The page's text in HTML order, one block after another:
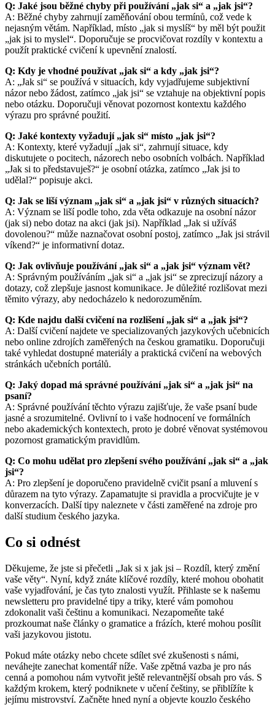
Q: Jaké jsou běžné chyby při používání „jak si“ a „jak jsi“?
A: Běžné chyby zahrnují zaměňování obou termínů, což vede k
nejasným větám. Například, místo „jak si myslíš“ by měl být použit
„jak jsi to myslel“. Doporučuje se procvičovat rozdíly v kontextu a
použít praktické cvičení k upevnění znalostí.
Q: Kdy je vhodné používat „jak si“ a kdy „jak jsi“?
A: „Jak si“ se používá v situacích, kdy vyjadřujeme subjektivní
názor nebo žádost, zatímco „jak jsi“ se vztahuje na objektivní popis
nebo otázku. Doporučuji věnovat pozornost kontextu každého
výrazu pro správné použití.
Q: Jaké kontexty vyžadují „jak si“ místo „jak jsi“?
A: Kontexty, které vyžadují „jak si“, zahrnují situace, kdy
diskutujete o pocitech, názorech nebo osobních volbách. Například
„Jak si to představuješ?“ je osobní otázka, zatímco „Jak jsi to
udělal?“ popisuje akci.
Q: Jak se liší význam „jak si“ a „jak jsi“ v různých situacích?
A: Význam se liší podle toho, zda věta odkazuje na osobní názor
(jak si) nebo dotaz na akci (jak jsi). Například „Jak si užíváš
dovolenou?“ může naznačovat osobní postoj, zatímco „Jak jsi strávil
víkend?“ je informativní dotaz.
Q: Jak ovlivňuje používání „jak si“ a „jak jsi“ význam vět?
A: Správným používáním „jak si“ a „jak jsi“ se zprecizují názory a
dotazy, což zlepšuje jasnost komunikace. Je důležité rozlišovat mezi
těmito výrazy, aby nedocházelo k nedorozuměním.
Q: Kde najdu další cvičení na rozlišení „jak si“ a „jak jsi“?
A: Další cvičení najdete ve specializovaných jazykových učebnicích
nebo online zdrojích zaměřených na českou gramatiku. Doporučuji
také vyhledat dostupné materiály a praktická cvičení na webových
stránkách učebních portálů.
Q: Jaký dopad má správné používání „jak si“ a „jak jsi“ na
psaní?
A: Správné používání těchto výrazu zajišťuje, že vaše psaní bude
jasné a srozumitelné. Ovlivní to i vaše hodnocení ve formálních
nebo akademických kontextech, proto je dobré věnovat systémovou
pozornost gramatickým pravidlům.
Q: Co mohu udělat pro zlepšení svého používání „jak si“ a „jak
jsi“?
A: Pro zlepšení je doporučeno pravidelně cvičit psaní a mluvení s
důrazem na tyto výrazy. Zapamatujte si pravidla a procvičujte je v
konverzacích. Další tipy naleznete v části zaměřené na zdroje pro
další studium českého jazyka.
Co si odnést
Děkujeme, že jste si přečetli „Jak si x jak jsi – Rozdíl, který změní
vaše věty“. Nyní, když znáte klíčové rozdíly, které mohou obohatit
vaše vyjadřování, je čas tyto znalosti využít. Přihlaste se k našemu
newsletteru pro pravidelné tipy a triky, které vám pomohou
zdokonalit vaši češtinu a komunikaci. Nezapomeňte také
prozkoumat naše články o gramatice a frázích, které mohou posílit
vaši jazykovou jistotu.
Pokud máte otázky nebo chcete sdílet své zkušenosti s námi,
neváhejte zanechat komentář níže. Vaše zpětná vazba je pro nás
cenná a pomohou nám vytvořit ještě relevantnější obsah pro vás. S
každým krokem, který podniknete v učení češtiny, se přiblížíte k
jejímu mistrovství. Začněte hned nyní a objevte kouzlo českého